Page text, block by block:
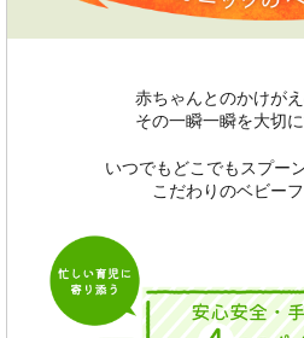
赤ちゃんとのかけがえ
その一瞬一瞬を大切に
いつでもどこでもスプー
こだわりのベビーフ